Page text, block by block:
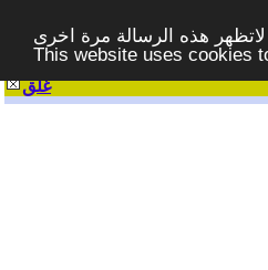
هذه الرسالة مرة اخرى -
This website uses cookies
غلق